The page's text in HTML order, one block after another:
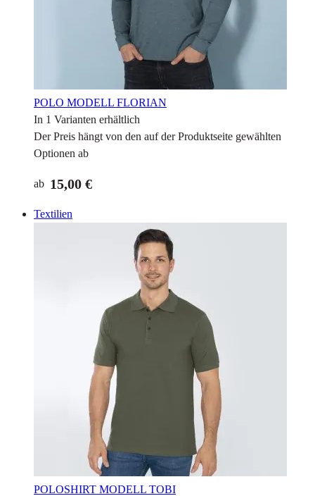
POLO MODELL FLORIAN
In 1 Varianten erhältlich
Der Preis hängt von den auf der Produktseite gewählten
Optionen ab
ab 15,00 €
Textilien
POLOSHIRT MODELL TOBI